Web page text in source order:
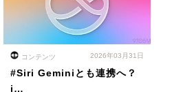
コンテンツ 2026年03月31日
#Siri Geminiとも連携へ？
i…